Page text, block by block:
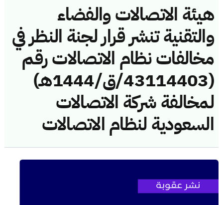
هيئة الاتصالات والفضاء
والتقنية تنشر قرار لجنة النظر في
مخالفات نظام الاتصالات رقم
(43114403/ق/1444هـ)
لمخالفة شركة الاتصالات
السعودية لنظام الاتصالات